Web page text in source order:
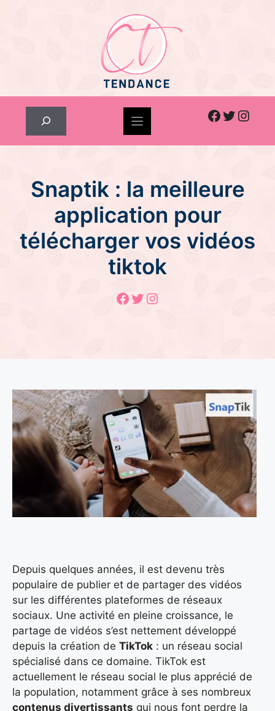
Facebook
Twitter
Snaptik : la meilleure
application pour
télécharger vos vidéos
tiktok
Facebook
Twitter
Instagram
Depuis quelques années, il est devenu très
populaire de publier et de partager des vidéos
sur les différentes plateformes de réseaux
sociaux. Une activité en pleine croissance, le
partage de vidéos s’est nettement développé
depuis la création de TikTok : un réseau social
spécialisé dans ce domaine. TikTok est
actuellement le réseau social le plus apprécié de
la population, notamment grâce à ses nombreux
contenus divertissants qui nous font perdre la